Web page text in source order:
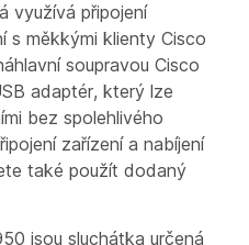
využívá připojení
s měkkými klienty Cisco
soupravou Cisco
adaptér, který lze
bez spolehlivého
zařízení a nabíjení
také použít dodaný
jsou sluchátka určená